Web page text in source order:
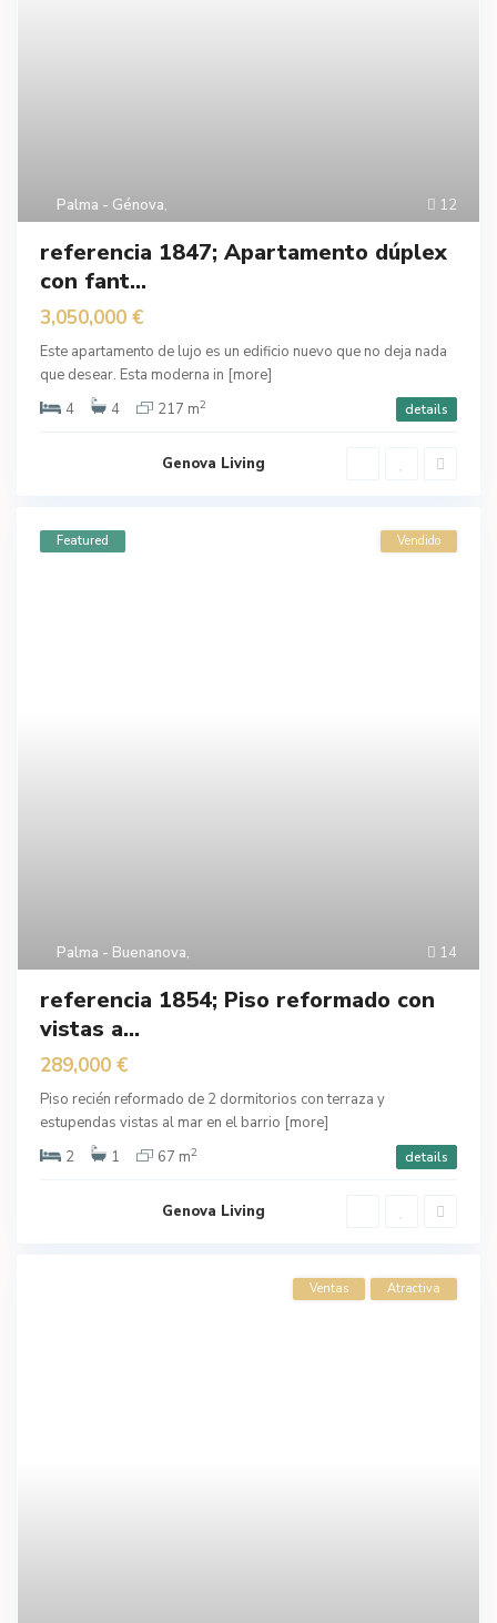
12
Palma - Génova,
referencia 1847; Apartamento dúplex
con fant...
3,050,000 €
Este apartamento de lujo es un edificio nuevo que no deja nada
que desear. Esta moderna in [more]
4
4 217 m2 details
Genova Living
14
Palma - Buenanova,
Featured Vendido
referencia 1854; Piso reformado con
vistas a...
289,000 €
Piso recién reformado de 2 dormitorios con terraza y
estupendas vistas al mar en el barrio [more]
2
1 67 m2 details
Genova Living
Ventas Atractiva